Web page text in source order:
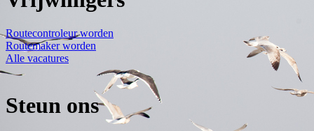
Routecontroleur worden
Routemaker worden
Alle vacatures
Steun ons